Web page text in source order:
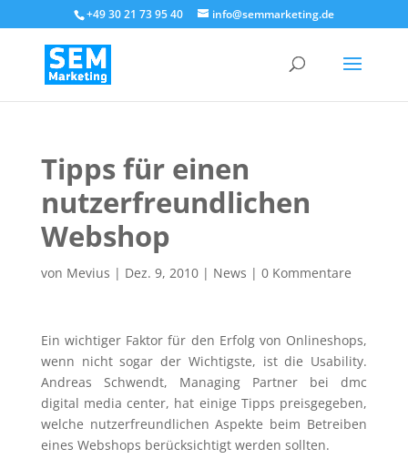
+49 30 21 73 95 40 info@semmarketing.de
Tipps für einen
nutzerfreundlichen
Webshop
von Mevius | Dez. 9, 2010| News | 0 Kommentare
Ein wichtiger Faktor für den Erfolg von Onlineshops,
wenn nicht sogar der Wichtigste, ist die Usability.
Andreas Schwendt, Managing Partner bei dmc
digital media center, hat einige Tipps preisgegeben,
welche nutzerfreundlichen Aspekte beim Betreiben
eines Webshops berücksichtigt werden sollten.